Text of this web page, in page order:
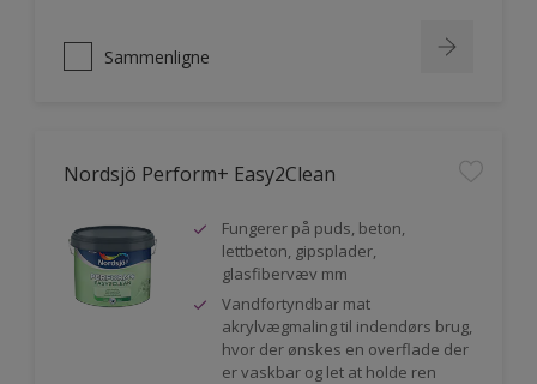
Sammenligne
Nordsjö Perform+ Easy2Clean
Fungerer på puds, beton,
lettbeton, gipsplader,
glasfibervæv mm
Vandfortyndbar mat
akrylvægmaling til indendørs brug,
hvor der ønskes en overflade der
er vaskbar og let at holde ren